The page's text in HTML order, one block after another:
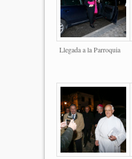
Llegada a la Parroquia